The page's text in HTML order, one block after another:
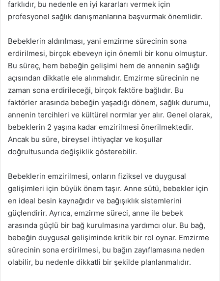
farklıdır, bu nedenle en iyi kararları vermek için
profesyonel sağlık danışmanlarına başvurmak önemlidir.
Bebeklerin aldırılması, yani emzirme sürecinin sona
erdirilmesi, birçok ebeveyn için önemli bir konu olmuştur.
Bu süreç, hem bebeğin gelişimi hem de annenin sağlığı
açısından dikkatle ele alınmalıdır. Emzirme sürecinin ne
zaman sona erdirileceği, birçok faktöre bağlıdır. Bu
faktörler arasında bebeğin yaşadığı dönem, sağlık durumu,
annenin tercihleri ve kültürel normlar yer alır. Genel olarak,
bebeklerin 2 yaşına kadar emzirilmesi önerilmektedir.
Ancak bu süre, bireysel ihtiyaçlar ve koşullar
doğrultusunda değişiklik gösterebilir.
Bebeklerin emzirilmesi, onların fiziksel ve duygusal
gelişimleri için büyük önem taşır. Anne sütü, bebekler için
en ideal besin kaynağıdır ve bağışıklık sistemlerini
güçlendirir. Ayrıca, emzirme süreci, anne ile bebek
arasında güçlü bir bağ kurulmasına yardımcı olur. Bu bağ,
bebeğin duygusal gelişiminde kritik bir rol oynar. Emzirme
sürecinin sona erdirilmesi, bu bağın zayıflamasına neden
olabilir, bu nedenle dikkatli bir şekilde planlanmalıdır.